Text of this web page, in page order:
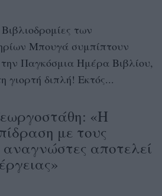
των
Μπουγά συμπίπτουν
Παγκόσμια Ημέρα Βιβλίου,
γιορτή διπλή! Εκτός...
«Η
με τους
αναγνώστες αποτελεί